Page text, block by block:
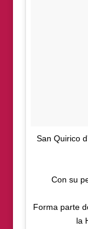
San Quirico
Con su
Forma parte
la